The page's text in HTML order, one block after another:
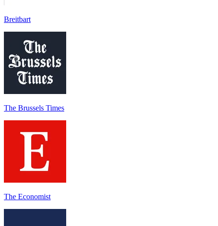
Breitbart
The Brussels Times
The Economist